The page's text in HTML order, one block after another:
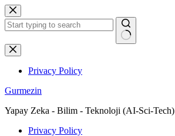
Skip
to
content
No
results
Privacy Policy
Gurmezin
Yapay Zeka - Bilim - Teknoloji (AI-Sci-Tech)
Privacy Policy